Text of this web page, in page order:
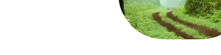
Ζήλη Μαστρογάλια -